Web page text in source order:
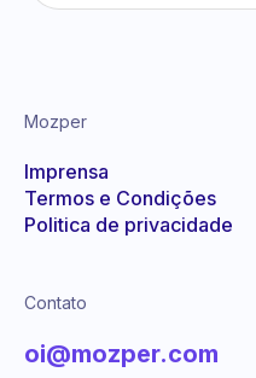
Mozper
Imprensa
Termos e Condições
Politica de privacidade
Contato
oi@mozper.com